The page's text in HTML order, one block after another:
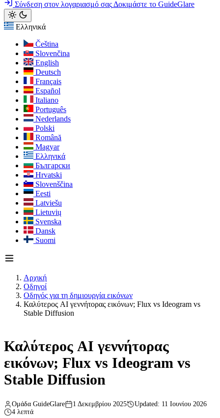
Σύνδεση στον λογαριασμό σαςΔοκιμάστε το GuideGlare
Ελληνικά
Čeština
Slovenčina
English
Deutsch
Français
Español
Italiano
Português
Nederlands
Polski
Română
Magyar
Ελληνικά
Български
Hrvatski
Slovenščina
Eesti
Latviešu
Lietuvių
Svenska
Dansk
Suomi
Αρχική
Οδηγοί
Οδηγός για τη δημιουργία εικόνων
Καλύτερος AI γεννήτορας εικόνων; Flux vs Ideogram vs
Stable Diffusion
Καλύτερος AI γεννήτορας
εικόνων; Flux vs Ideogram vs
Stable Diffusion
Ομάδα GuideGlare 1 Δεκεμβρίου 2025
Updated: 11 Ιουνίου 2026
4 λεπτά